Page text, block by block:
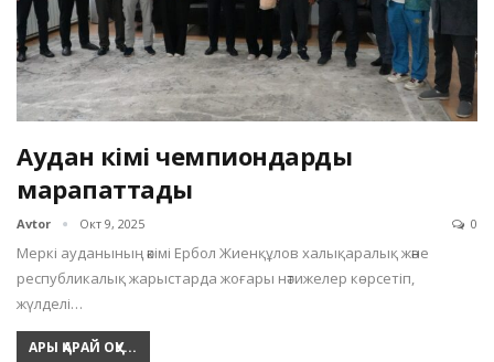
Аудан әкімі чемпиондарды
марапаттады
Avtor Окт 9, 2025 0
Меркі ауданының әкімі Ербол Жиенқұлов халық­аралық және
республикалық жарыстарда жоғары нәтижелер көрсетіп,
жүлделі…
АРЫ ҚАРАЙ ОҚУ...